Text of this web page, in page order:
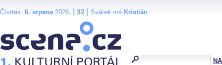
Čtvrtek, 6. srpena2026, | 32 Svátek má Kristián